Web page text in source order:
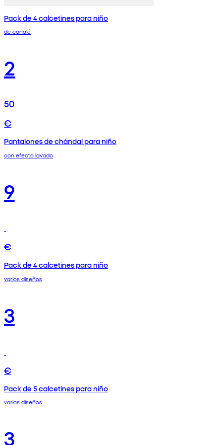
Pack de 4 calcetines para niño
de canalé
2
50
€
Pantalones de chándal para niño
con efecto lavado
9
€
Pack de 4 calcetines para niño
varios diseños
3
€
Pack de 5 calcetines para niño
varios diseños
3